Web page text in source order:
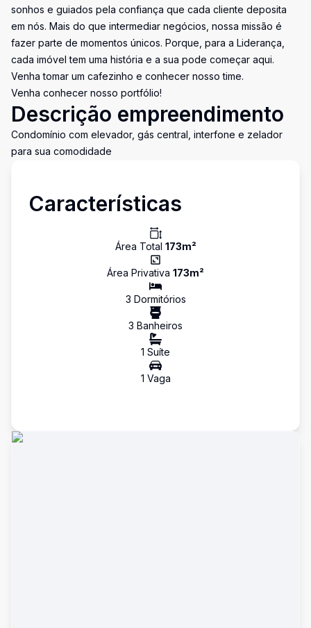
sonhos e guiados pela confiança que cada cliente deposita
em nós. Mais do que intermediar negócios, nossa missão é
fazer parte de momentos únicos. Porque, para a Liderança,
cada imóvel tem uma história e a sua pode começar aqui.
Venha tomar um cafezinho e conhecer nosso time.
Venha conhecer nosso portfólio!
Descrição empreendimento
Condomínio com elevador, gás central, interfone e zelador
para sua comodidade
Características
Área Total 173m²
Área Privativa 173m²
3 Dormitórios
3 Banheiros
1 Suíte
1 Vaga